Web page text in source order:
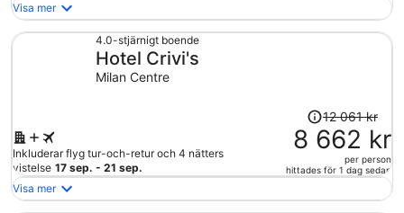
är
person
Visa mer
4.0-stjärnigt boende
Hotel Crivi's
Milan Centre
Inkluderar flyg tur-och-retur och 4 nätters
vistelse 17 sep. - 21 sep.
Priset
var
12
061 kr
är
12 061 kr
8 662 kr
per person
hittades för 1 dag sedan
Visa mer